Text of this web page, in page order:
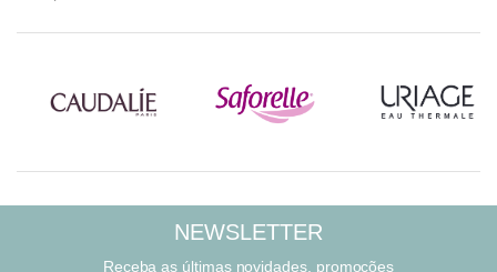
NEWSLETTER
Receba as últimas novidades, promoções